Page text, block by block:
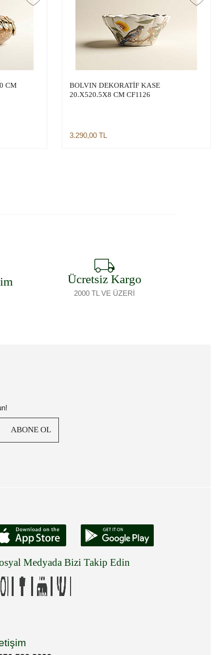
CM
BOLVIN DEKORATİF KASE
20.X520.5X8 CM CF1126
3.290,00 TL
Ücretsiz Kargo
2000 TL VE ÜZERİ
ABONE OL
Medyada Bizi Takip Edin